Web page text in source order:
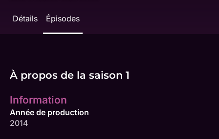
Détails Épisodes
À propos de la saison 1
Information
Année de production
2014